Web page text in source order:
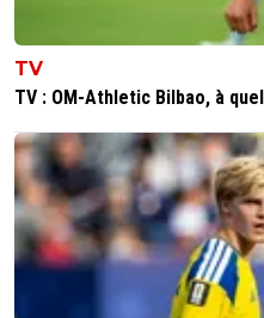
TV
TV : OM-Athletic Bilbao, à